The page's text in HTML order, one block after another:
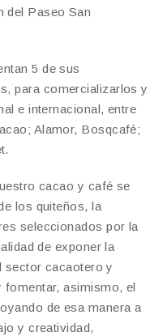
del Paseo San
5 de sus
para comercializarlos y
e internacional, entre
Alamor, Bosqcafé;
cacao y café se
los quiteños, la
seleccionados por la
de exponer la
sector cacaotero y
asimismo, el
de esa manera a
y creatividad,